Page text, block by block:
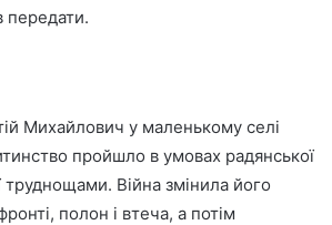
передати.
Михайлович у маленькому селі
пройшло в умовах радянської
труднощами. Війна змінила його
полон і втеча, а потім